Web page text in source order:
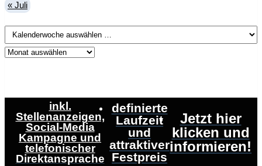
« Juli
inkl.
Stellenanzeigen,
Social-Media
Kampagne und
telefonischer
Direktansprache
definierte
Laufzeit
und
attraktiver
Festpreis
Jetzt hier
klicken und
informieren!